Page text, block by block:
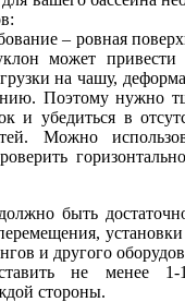
– ровная
может
на чашу,
Поэтому нужно
и убедиться в
Можно
быть
и другого
не менее
стороны.